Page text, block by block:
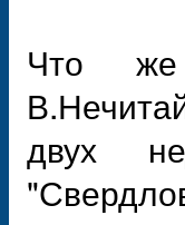
Что же
двух